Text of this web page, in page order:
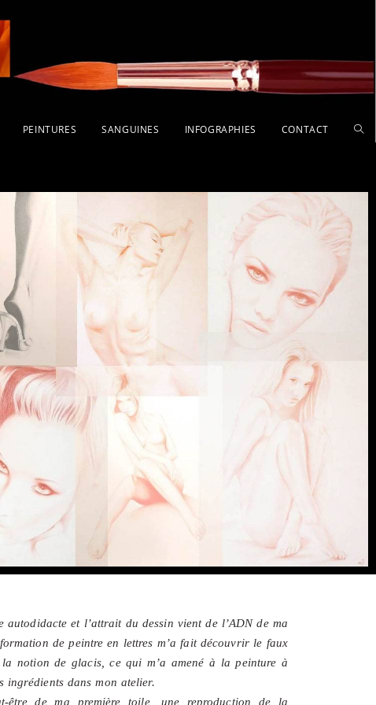
PEINTURES SANGUINES INFOGRAPHIES CONTACT
autodidacte et l’attrait du dessin vient de l’ADN de ma
de peintre en lettres m’a fait découvrir le faux
notion de glacis, ce qui m’a amené à la peinture à
ingrédients dans mon atelier.
être de ma première toile, une reproduction de la